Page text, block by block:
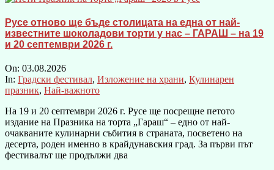
Русе отново ще бъде столицата на една от най-
известните шоколадови торти у нас – ГАРАШ – на 19
и 20 септември 2026 г.
On: 03.08.2026
In: Градски фестивал, Изложение на храни, Кулинарен
празник, Най-важното
На 19 и 20 септември 2026 г. Русе ще посрещне петото
издание на Празника на торта „Гараш“ – едно от най-
очакваните кулинарни събития в страната, посветено на
десерта, роден именно в крайдунавския град. За първи път
фестивалът ще продължи два